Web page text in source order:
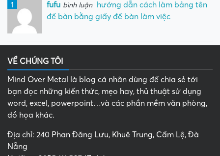
1 fufu bình luận
hướng dẫn cách làm bảng tên
để bàn bằng giấy để bàn làm việc
VỀ CHÚNG TÔI
Mind Over Metal là blog cá nhân dùng để chia sẻ tới
bạn đọc những kiến thức, mẹo hay, thủ thuật sử dụng
word, excel, powerpoint…và các phần mềm văn phòng,
đồ họa khác.
Địa chỉ: 240 Phan Đăng Lưu, Khuê Trung, Cẩm Lệ, Đà
Nẵng